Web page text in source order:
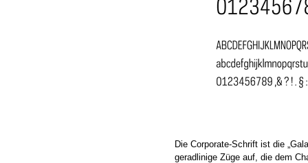
Die Corporate-Schrift ist die
geradlinige Züge auf, die dem